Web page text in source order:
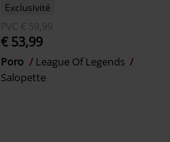
Exclusivité
PVC € 59,99
€ 53,99
Poro
League Of Legends
Salopette